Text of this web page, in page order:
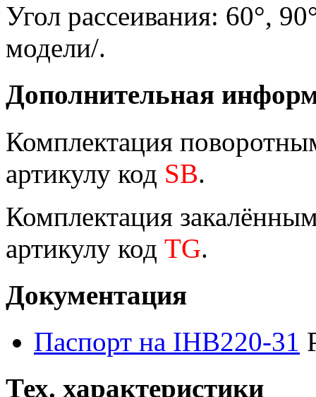
Угол рассеивания: 60°,
модели/.
Дополнительная
Комплектация
артикулу код SB.
Комплектация
артикулу код TG.
Документация
Паспорт на IHB220-31
Тех. характеристики